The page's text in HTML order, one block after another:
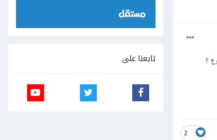
2
تابعنا على